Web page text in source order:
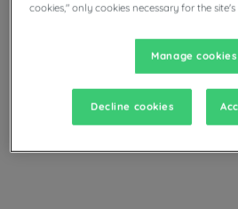
hotel? Met zijn comfortabele kamers
voor een heerlijke korte vakantie
cookies," only cookies necessary for the
Manage cookies
Decline cookies